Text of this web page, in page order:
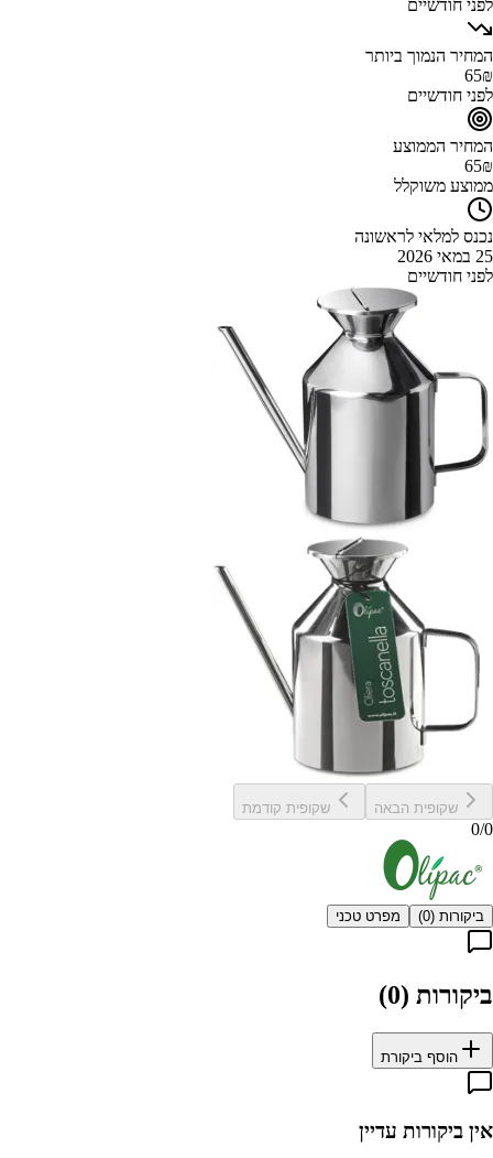
לפני חודשיים
המחיר הנמוך ביותר
65₪
לפני חודשיים
המחיר הממוצע
65₪
ממוצע משוקלל
נכנס למלאי לראשונה
25 במאי 2026
לפני חודשיים
שקופית הבאה שקופית קודמת
0/0
ביקורות (0
) מפרט טכני
ביקורות (0
)
הוסף ביקורת
אין ביקורות עדיין